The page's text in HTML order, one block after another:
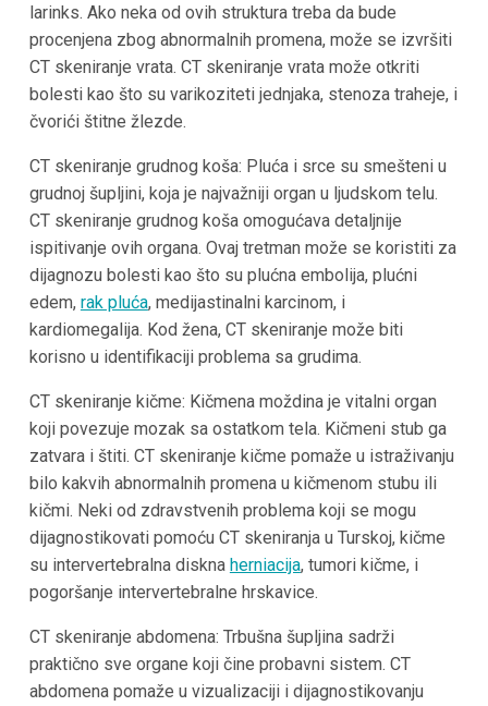
larinks. Ako neka od ovih struktura treba da bude
procenjena zbog abnormalnih promena, može se izvršiti
CT skeniranje vrata. CT skeniranje vrata može otkriti
bolesti kao što su varikoziteti jednjaka, stenoza traheje, i
čvorići štitne žlezde.
CT skeniranje grudnog koša: Pluća i srce su smešteni u
grudnoj šupljini, koja je najvažniji organ u ljudskom telu.
CT skeniranje grudnog koša omogućava detaljnije
ispitivanje ovih organa. Ovaj tretman može se koristiti za
dijagnozu bolesti kao što su plućna embolija, plućni
edem, rak pluća, medijastinalni karcinom, i
kardiomegalija. Kod žena, CT skeniranje može biti
korisno u identifikaciji problema sa grudima.
CT skeniranje kičme: Kičmena moždina je vitalni organ
koji povezuje mozak sa ostatkom tela. Kičmeni stub ga
zatvara i štiti. CT skeniranje kičme pomaže u istraživanju
bilo kakvih abnormalnih promena u kičmenom stubu ili
kičmi. Neki od zdravstvenih problema koji se mogu
dijagnostikovati pomoću CT skeniranja u Turskoj, kičme
su intervertebralna diskna herniacija, tumori kičme, i
pogoršanje intervertebralne hrskavice.
CT skeniranje abdomena: Trbušna šupljina sadrži
praktično sve organe koji čine probavni sistem. CT
abdomena pomaže u vizualizaciji i dijagnostikovanju